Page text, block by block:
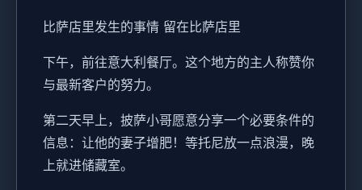
比萨店里发生的事情 留在比萨店里
下午，前往意大利餐厅。这个地方的主人称赞你
与最新客户的努力。
第二天早上，披萨小哥愿意分享一个必要条件的
信息：让他的妻子增肥！等托尼放一点浪漫，晚
上就进储藏室。